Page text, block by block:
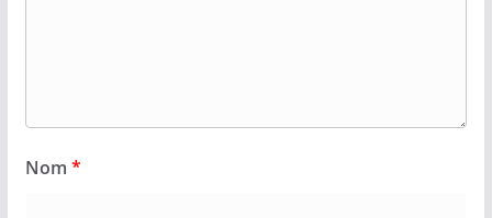
Nom *